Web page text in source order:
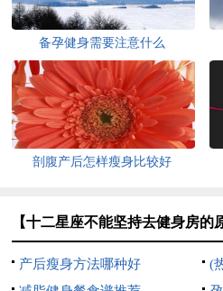
备孕健身需要注意什么
剖腹产后怎样瘦身比较好
【十二星座不能坚持去健身房的
产后瘦身方法哪种好
(